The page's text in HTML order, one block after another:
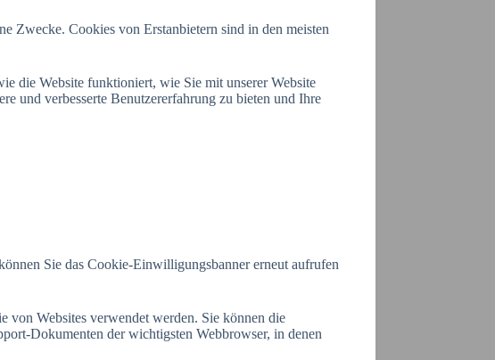
Zwecke. Cookies von Erstanbietern sind in den meisten
die Website funktioniert, wie Sie mit unserer Website
und verbesserte Benutzererfahrung zu bieten und Ihre
Sie das Cookie-Einwilligungsbanner erneut aufrufen
von Websites verwendet werden. Sie können die
Dokumenten der wichtigsten Webbrowser, in denen